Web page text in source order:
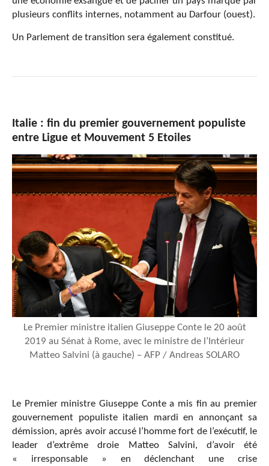
plusieurs conflits internes, notamment au Darfour (ouest).
Un Parlement de transition sera également constitué.
Italie : fin du premier gouvernement populiste
entre Ligue et Mouvement 5 Etoiles
Le Premier ministre italien Giuseppe Conte le 20 août
2019 au Sénat à Rome, avec le ministre de l’Intérieur
Matteo Salvini (à gauche) – AFP / Andreas SOLARO
Le Premier ministre Giuseppe Conte a mis fin au premier
gouvernement populiste italien mardi en annonçant sa
démission, après avoir accusé l’homme fort de l’exécutif, le
leader d’extrême droie Matteo Salvini, d’avoir été
« irresponsable » en déclenchant une crise